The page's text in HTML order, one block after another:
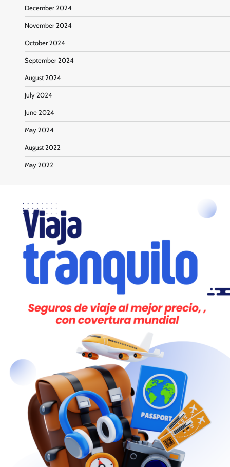
December 2024
November 2024
October 2024
September 2024
August 2024
July 2024
June 2024
May 2024
August 2022
May 2022